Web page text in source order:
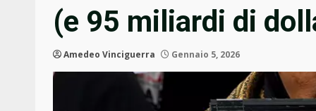
(e 95 miliardi di
Amedeo Vinciguerra Gennaio 5, 2026